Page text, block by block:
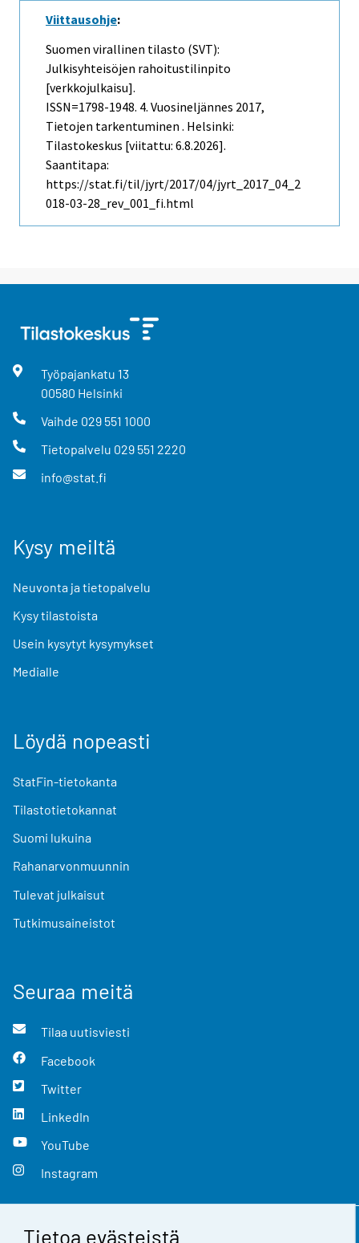
Tietoa evästeistä
Viittausohje:
Suomen virallinen tilasto (SVT):
Julkisyhteisöjen rahoitustilinpito
[verkkojulkaisu].
ISSN=1798-1948. 4. Vuosineljännes 2017,
Tietojen tarkentuminen . Helsinki:
Tilastokeskus [viitattu: 6.8.2026].
Saantitapa:
https://stat.fi/til/jyrt/2017/04/jyrt_2017_04_2
018-03-28_rev_001_fi.html
Työpajankatu 13
00580 Helsinki
Vaihde 029 551 1000
Tietopalvelu 029 551 2220
info@stat.fi
Kysy meiltä
Neuvonta ja tietopalvelu
Kysy tilastoista
Usein kysytyt kysymykset
Medialle
Löydä nopeasti
StatFin-tietokanta
Tilastotietokannat
Suomi lukuina
Rahanarvonmuunnin
Tulevat julkaisut
Tutkimusaineistot
Seuraa meitä
Tilaa uutisviesti
Facebook
Twitter
LinkedIn
YouTube
Instagram